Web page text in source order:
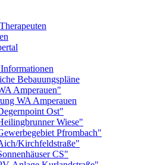
Bebauungspläne
Amperauen"
WA Amperauen
Ost"
Wiese"
Pfrombach"
Kirchfeldstraße"
CS"